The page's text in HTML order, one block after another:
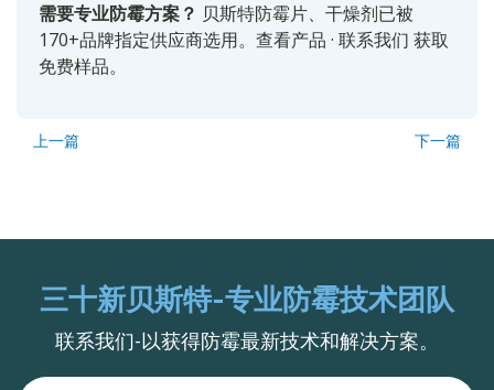
需要专业防霉方案？ 贝斯特防霉片、干燥剂已被
170+品牌指定供应商选用。 查看产品 · 联系我们 获取
免费样品。
上一篇 下一篇
三十新贝斯特-专业防霉技术团队
联系我们-以获得防霉最新技术和解决方案。